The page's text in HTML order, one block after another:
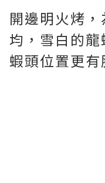
開邊明火烤
均，雪白的
蝦頭位置更